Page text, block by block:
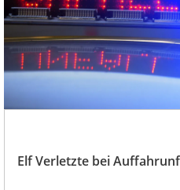
Elf Verletzte bei